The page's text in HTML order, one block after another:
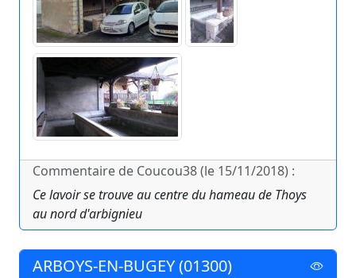
Commentaire de Coucou38 (le 15/11/2018) :
Ce lavoir se trouve au centre du hameau de Thoys
au nord d'arbignieu
ARBOYS-EN-BUGEY (01300)